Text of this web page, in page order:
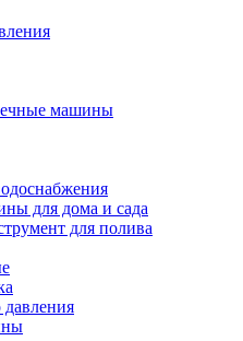
машины
для дома и сада
для полива